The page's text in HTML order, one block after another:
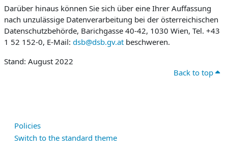
Darüber hinaus können Sie sich über eine Ihrer Auffassung
nach unzulässige Datenverarbeitung bei der österreichischen
Datenschutzbehörde, Barichgasse 40-42, 1030 Wien, Tel. +43
1 52 152-0, E-Mail: dsb@dsb.gv.at beschweren.
Stand: August 2022
Back to top
Policies
Switch to the standard theme